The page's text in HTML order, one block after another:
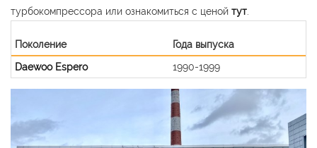
турбокомпрессора или ознакомиться с ценой тут
Поколение
Года выпуска
Daewoo Espero
1990-1999